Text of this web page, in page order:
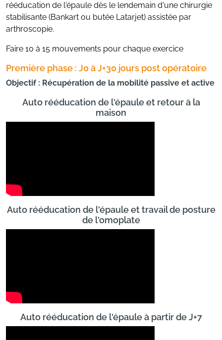
rééducation de l'épaule dès le lendemain d'une chirurgie
stabilisante (Bankart ou butée Latarjet) assistée par
arthroscopie.
Faire 10 à 15 mouvements pour chaque exercice
Première phase : J0 à J+30 jours post opératoire
Objectif : Récupération de la mobilité passive et active
Auto rééducation de l'épaule et retour à la
maison
Auto rééducation de l'épaule et travail de posture
de l'omoplate
Auto rééducation de l'épaule à partir de J+7